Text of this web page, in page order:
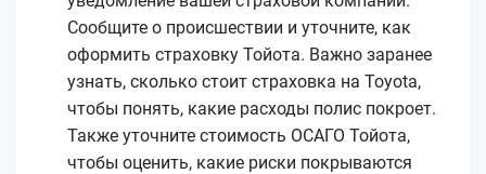
Сообщите о происшествии и уточните, как
оформить страховку Тойота. Важно заранее
узнать, сколько стоит страховка на Toyota,
чтобы понять, какие расходы полис покроет.
Также уточните стоимость ОСАГО Тойота,
чтобы оценить, какие риски покрываются